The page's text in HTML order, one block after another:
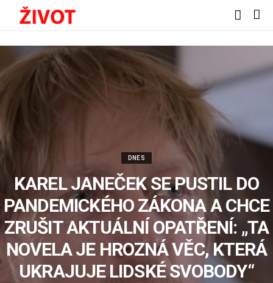
DNES
KAREL JANEČEK SE PUSTIL DO
PANDEMICKÉHO ZÁKONA A CHCE
ZRUŠIT AKTUÁLNÍ OPATŘENÍ: „TA
NOVELA JE HROZNÁ VĚC, KTERÁ
UKRAJUJE LIDSKÉ SVOBODY“